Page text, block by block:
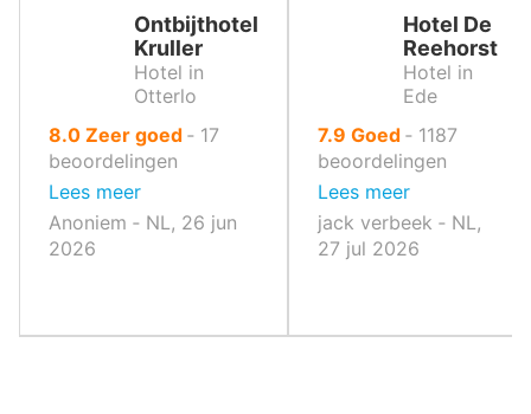
Ontbijthotel
Kruller
Hotel in
Otterlo
8.0uit
10
,
Zeer goed ‐ 17
beoordelingen
Lees meer
Anoniem ‐ NL, 26 jun
2026
Hotel De
Reehorst
Hotel in
Ede
7.9 uit
10
,
Goed ‐ 1187
beoordelingen
Lees meer
jack verbeek ‐ NL,
27 jul 2026